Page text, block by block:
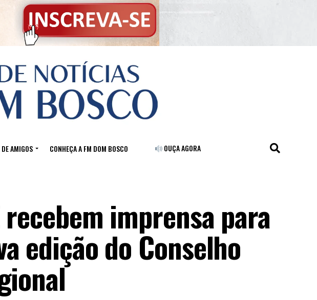
AMIGOS CONHEÇA A FM DOM BOSCO OUÇA AGORA
recebem imprensa para
edição do Conselho